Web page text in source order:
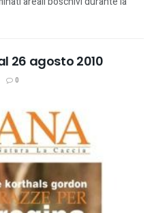
26 agosto 2010
0